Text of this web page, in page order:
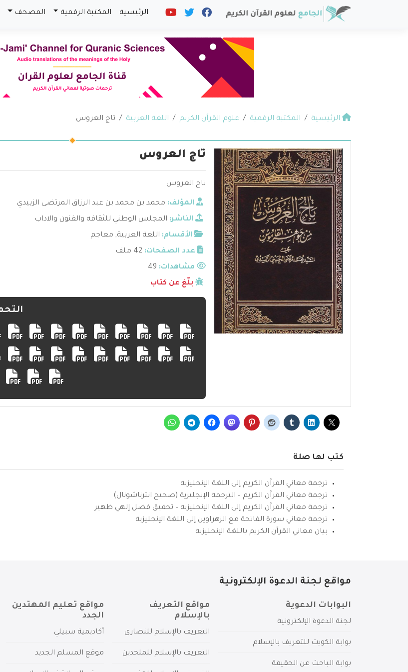
الرئيسية المكتبة الرقمية المصحف
الرئيسية المكتبة الرقمية علوم القرآن الكريم اللغة العربية تاج العروس
تاج العروس
تاج العروس
المؤلف: محمد بن محمد بن عبد الرزاق المرتضى الزبيدي
الناشر: المجلس الوطني للثقافه والفنون والاداب
الأقسام: اللغة العربية, معاجم
عدد الصفحات: 42 ملف
مشاهدات:
بلّغ عن كتاب
كتب لها صلة
ترجمة معاني القرآن الكريم إلى اللغة الإنجليزية
ترجمة معاني القرآن الكريم – الترجمة الإنجليزية (صحيح انترناشونال)
ترجمة معاني القرآن الكريم إلى اللغة الإنجليزية – تحقيق فضل إلهي ظهير
ترجمة معاني سورة الفاتحة مع الزهراوين إلى اللغة الإنجليزية
بيان معاني القرآن الكريم باللغة الإنجليزية
مواقع لجنة الدعوة الإلكترونية
البوابات الدعوية
لجنة الدعوة الإلكترونية
بوابة الكويت للتعريف بالإسلام
بوابة الباحث عن الحقيقة
مواقع التعريف
بالإسلام
التعريف بالإسلام للنصارى
التعريف بالإسلام للملحدين
مواقع تعليم المهتدين
الجدد
أكاديمية سبيلي
موقع المسلم الجديد